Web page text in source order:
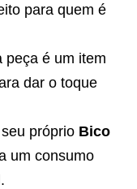
para quem é
peça é um item
dar o toque
próprio Bico
um consumo